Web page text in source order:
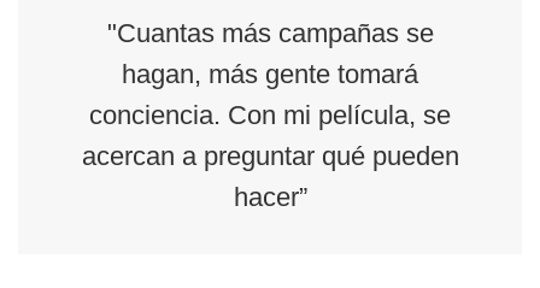
"Cuantas más campañas se
hagan, más gente tomará
conciencia. Con mi película, se
acercan a preguntar qué pueden
hacer”